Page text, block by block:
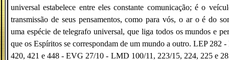
universal estabelece entre eles constante comunicação; é o
transmissão de seus pensamentos, como para vós, o ar o é do
uma espécie de telegrafo universal, que liga todos os mundos e
que os Espíritos se correspondam de um mundo a outro. LEP 282
420, 421 e 448 - EVG 27/10 - LMD 100/11, 223/15, 224, 225 e